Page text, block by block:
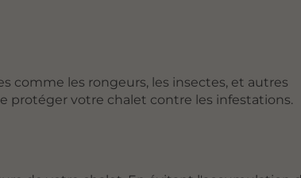
comme les rongeurs, les insectes, et autres
protéger votre chalet contre les infestations.